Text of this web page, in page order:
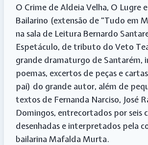
O Crime de Aldeia Velha, O Lugre
Bailarino (extensão de “Tudo em
na sala de Leitura Bernardo
Espetáculo, de tributo do Veto
grande dramaturgo de Santarém,
poemas, excertos de peças e
pai) do grande autor, além de
textos de Fernanda Narciso, José
Domingos, entrecortados por seis
desenhadas e interpretados pela
bailarina Mafalda Murta.